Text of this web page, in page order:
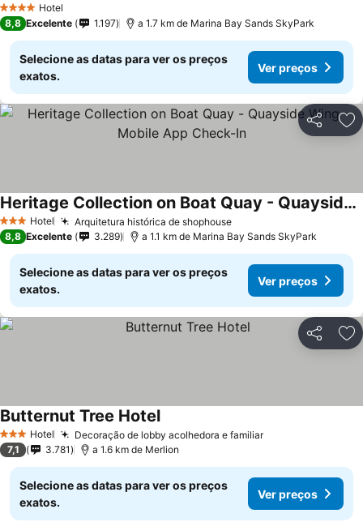
4 EstrelasHotel
8,8 Excelente 1.197 a 1.7 km de Marina Bay Sands SkyPark
Selecione as datas para ver os preços
exatos.
Ver preços
Partilhar
3 EstrelasHotel Arquitetura histórica de shophouse
Heritage Collection on Boat Quay - Quayside Wing - Mobile App Check-In
8,8 Excelente 3.289 a 1.1 km de Marina Bay Sands SkyPark
Selecione as datas para ver os preços
exatos.
Ver preços
Partilhar
3 EstrelasHotel Decoração de lobby acolhedora e familiar
Butternut Tree Hotel
7,1 3.781 a 1.6 km de Merlion
Selecione as datas para ver os preços
exatos.
Ver preços